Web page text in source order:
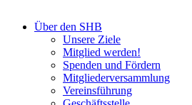
Über den SHB
Unsere Ziele
Mitglied werden!
Spenden und Fördern
Mitgliederversammlung
Vereinsführung